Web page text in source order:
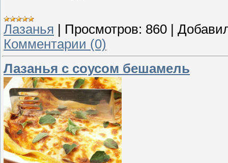
Лазанья Просмотров: 860
Комментарии (0)
Лазанья с соусом бешамель